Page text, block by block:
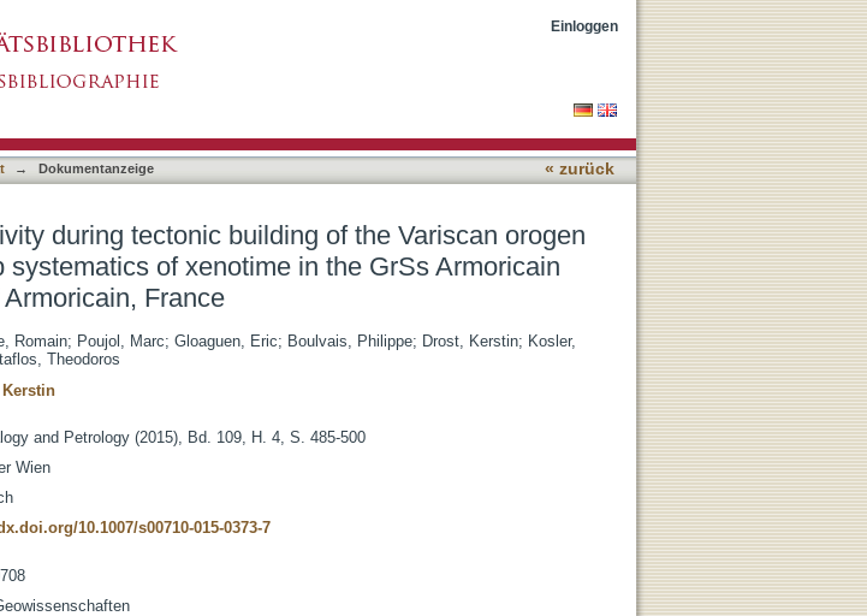
the Variscan orogen recorded by U-Pb systematics
Massif Armoricain, France
Einloggen
→ Dokumentanzeige « zurück
during tectonic building of the Variscan orogen
systematics of xenotime in the GrSs Armoricain
France
Romain; Poujol, Marc; Gloaguen, Eric; Boulvais, Philippe; Drost, Kerstin; Kosler,
Theodoros
Kerstin
and Petrology (2015), Bd. 109, H. 4, S. 485-500
Wien
10.1007/s00710-015-0373-7